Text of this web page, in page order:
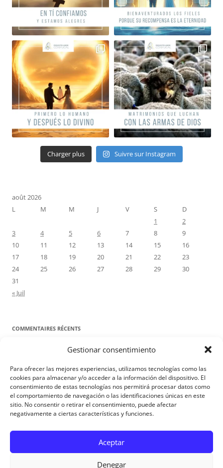
Gestionar consentimiento
Para ofrecer las mejores experiencias, utilizamos tecnologías como las
cookies para almacenar y/o acceder a la información del dispositivo. El
consentimiento de estas tecnologías nos permitirá procesar datos como
el comportamiento de navegación o las identificaciones únicas en este
sitio. No consentir o retirar el consentimiento, puede afectar
negativamente a ciertas características y funciones.
Aceptar
Denegar
Charger plus Suivre sur Instagram
août 2026
L
M M J V S
D
1
2
3
4 5 6 7 8
9
10
11 12 13 14 15
16
17
18 19 20 21 22
23
24
25 26 27 28 29
30
31
« Juil
COMMENTAIRES RÉCENTS
Proyecto Amor ConyugaldansContre toute attente. Commentaire
pour les époux : Luc 12, 8-12
Manuel MirallesdansContre toute attente. Commentaire pour les
époux : Luc 12, 8-12